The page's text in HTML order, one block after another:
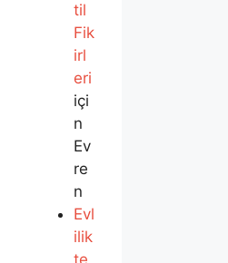
til
Fik
irl
eri
içi
n
Ev
re
n
Evl
ilik